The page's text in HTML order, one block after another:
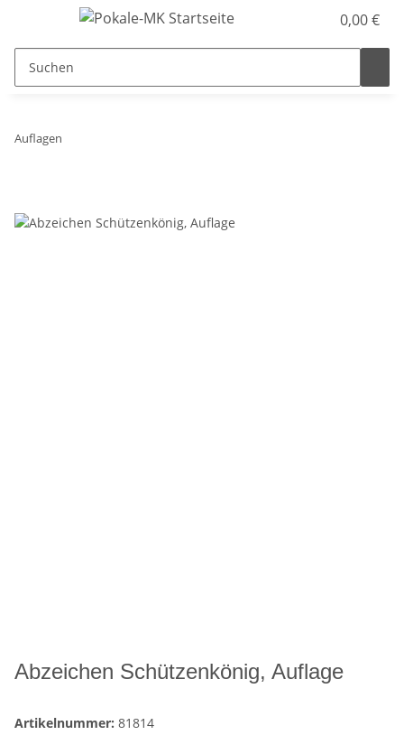
0,00 €
Auflagen
Abzeichen Schützenkönig, Auflage
Artikelnummer: 81814